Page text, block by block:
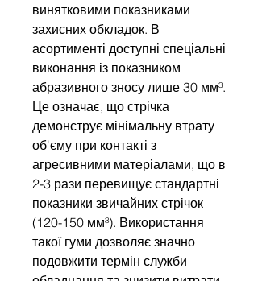
винятковими показниками
захисних обкладок. В
асортименті доступні спеціальні
виконання із показником
абразивного зносу лише 30 мм³.
Це означає, що стрічка
демонструє мінімальну втрату
об'єму при контакті з
агресивними матеріалами, що в
2-3 рази перевищує стандартні
показники звичайних стрічок
(120-150 мм³). Використання
такої гуми дозволяє значно
подовжити термін служби